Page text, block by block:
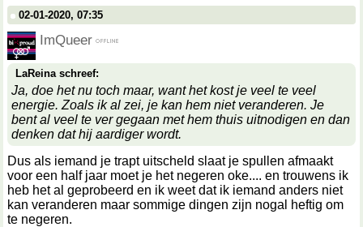
02-01-2020, 07:35
ImQueer
LaReina schreef:
Ja, doe het nu toch maar, want het kost je veel te veel
energie. Zoals ik al zei, je kan hem niet veranderen. Je
bent al veel te ver gegaan met hem thuis uitnodigen en dan
denken dat hij aardiger wordt.
Dus als iemand je trapt uitscheld slaat je spullen afmaakt
voor een half jaar moet je het negeren oke.... en trouwens ik
heb het al geprobeerd en ik weet dat ik iemand anders niet
kan veranderen maar sommige dingen zijn nogal heftig om
te negeren.